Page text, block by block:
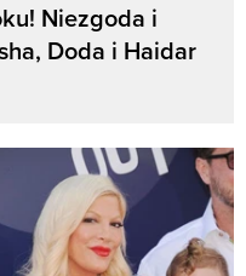
Niezgoda i
Doda i Haidar